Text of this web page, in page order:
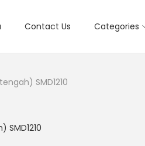
Contact Us Categories
SMD1210